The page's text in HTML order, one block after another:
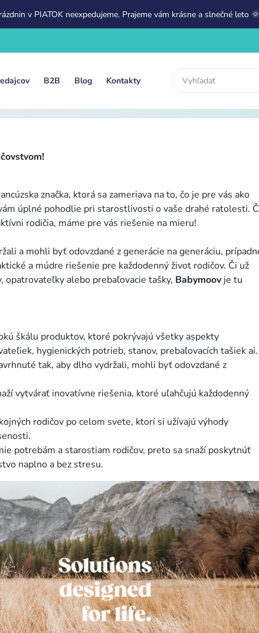
v PIATOK neexpedujeme. Prajeme vám krásne a slnečné leto 🌞
B2B Blog Kontakty
značka, ktorá sa zameriava na to, čo je pre vás ako
úplné pohodlie pri starostlivosti o vaše drahé ratolesti.
rodičia, máme pre vás riešenie na mieru!
a mohli byť odovzdané z generácie na generáciu,
a múdre riešenie pre každodenný život rodičov. Či už
alebo prebaľovacie tašky, Babymoovje tu
škálu produktov, ktoré pokrývajú všetky aspekty
hygienických potrieb, stanov, prebaľovacích tašiek ai.
tak, aby dlho vydržali, mohli byť odovzdané z
vytvárať inovatívne riešenia, ktoré uľahčujú každodenný
rodičov po celom svete, ktorí si užívajú výhody
potrebám a starostiam rodičov, preto sa snaží poskytnúť
naplno a bez stresu.